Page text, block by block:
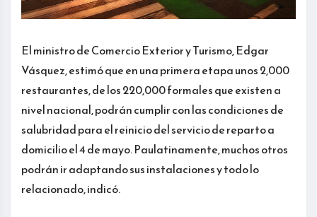
El ministro de Comercio Exterior y Turismo, Edgar
Vásquez, estimó que en una primera etapa unos 2,000
restaurantes, de los 220,000 formales que existen a
nivel nacional, podrán cumplir con las condiciones de
salubridad para el reinicio del servicio de reparto a
domicilio el 4 de mayo. Paulatinamente, muchos otros
podrán ir adaptando sus instalaciones y todo lo
relacionado, indicó.